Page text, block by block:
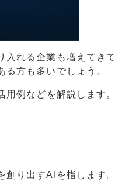
入れる企業も増えてきて
方も多いでしょう。
例などを解説します。
り出すAIを指します。